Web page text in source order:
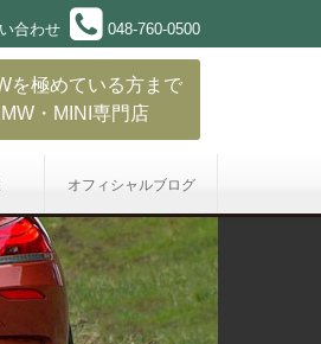
合わせ 048-760-0500
を極めている方まで
・MINI専門店
オフィシャルブログ